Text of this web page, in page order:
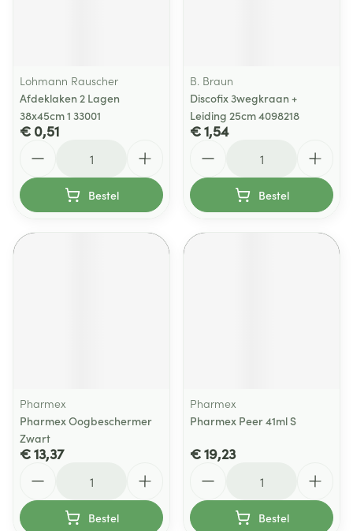
Lohmann Rauscher
Afdeklaken 2 Lagen
38x45cm 1 33001
€ 0,51
Bestel
B. Braun
Discofix 3wegkraan +
Leiding 25cm 4098218
€ 1,54
Bestel
Pharmex
Pharmex Oogbeschermer
Zwart
€ 13,37
Bestel
Pharmex
Pharmex Peer 41ml S
€ 19,23
Bestel